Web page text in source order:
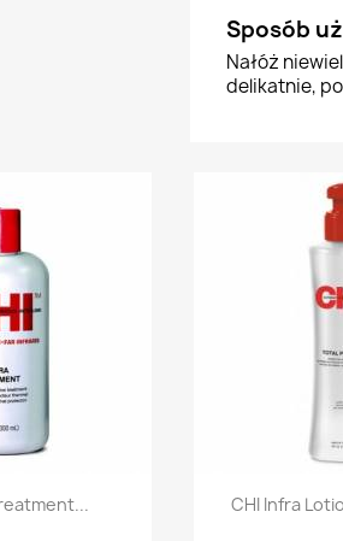
Sposób
Nałóż
delikatnie,
podgląd 
CHI Infra